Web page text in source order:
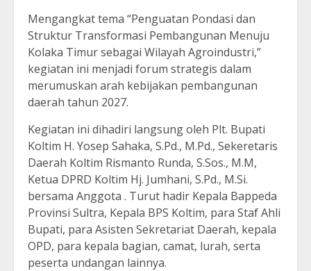
Mengangkat tema “Penguatan Pondasi dan
Struktur Transformasi Pembangunan Menuju
Kolaka Timur sebagai Wilayah Agroindustri,”
kegiatan ini menjadi forum strategis dalam
merumuskan arah kebijakan pembangunan
daerah tahun 2027.
Kegiatan ini dihadiri langsung oleh Plt. Bupati
Koltim H. Yosep Sahaka, S.Pd., M.Pd., Sekeretaris
Daerah Koltim Rismanto Runda, S.Sos., M.M,
Ketua DPRD Koltim Hj. Jumhani, S.Pd., M.Si.
bersama Anggota . Turut hadir Kepala Bappeda
Provinsi Sultra, Kepala BPS Koltim, para Staf Ahli
Bupati, para Asisten Sekretariat Daerah, kepala
OPD, para kepala bagian, camat, lurah, serta
peserta undangan lainnya.